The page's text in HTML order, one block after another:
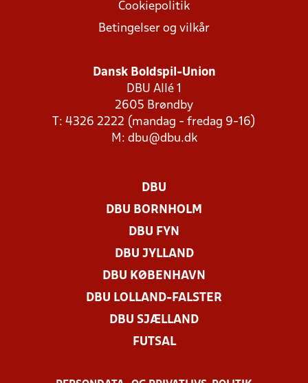
Cookiepolitik
Betingelser og vilkår
Dansk Boldspil-Union
DBU Allé 1
2605 Brøndby
T: 4326 2222 (mandag - fredag 9-16)
M: dbu@dbu.dk
DBU
DBU BORNHOLM
DBU FYN
DBU JYLLAND
DBU KØBENHAVN
DBU LOLLAND-FALSTER
DBU SJÆLLAND
FUTSAL